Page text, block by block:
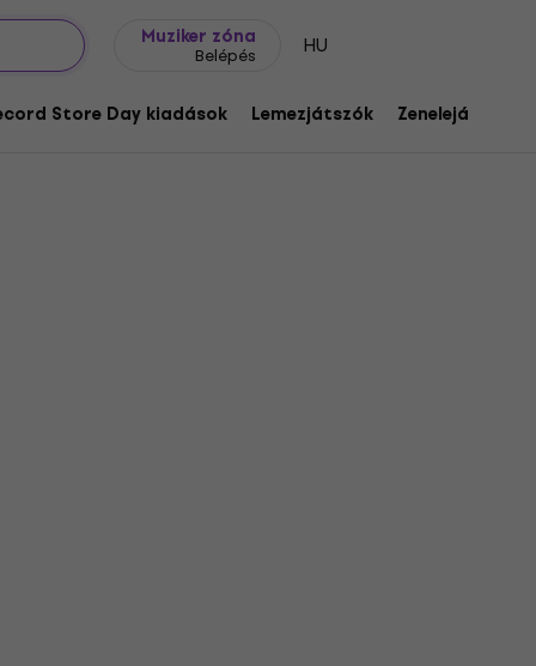
Muziker zóna
Belépés HU
Store Day kiadások Lemezjátszók Zenelejátszók